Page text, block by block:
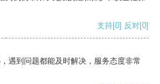
支持[0] 反对[0]
遇到问题都能及时解决，服务态度非常